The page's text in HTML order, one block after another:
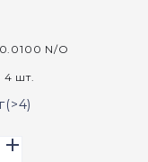
N/O
шт.